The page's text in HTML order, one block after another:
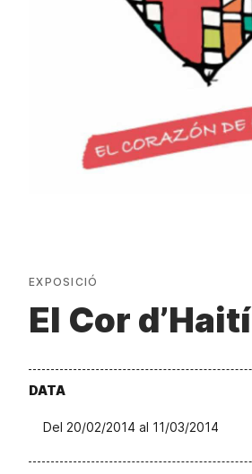
EXPOSICIÓ
El Cor d’Haití
DATA
Del 20/02/2014 al 11/03/2014